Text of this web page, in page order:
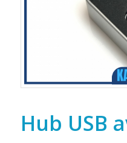
Hub USB